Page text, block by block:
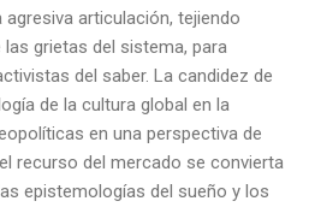
articulación, tejiendo
grietas del sistema, para
del saber. La candidez de
de la cultura global en la
en una perspectiva de
recurso del mercado se convierta
epistemologías del sueño y los